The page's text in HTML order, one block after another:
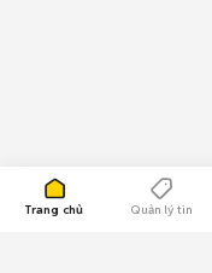
Trang chủ Quản lý tin